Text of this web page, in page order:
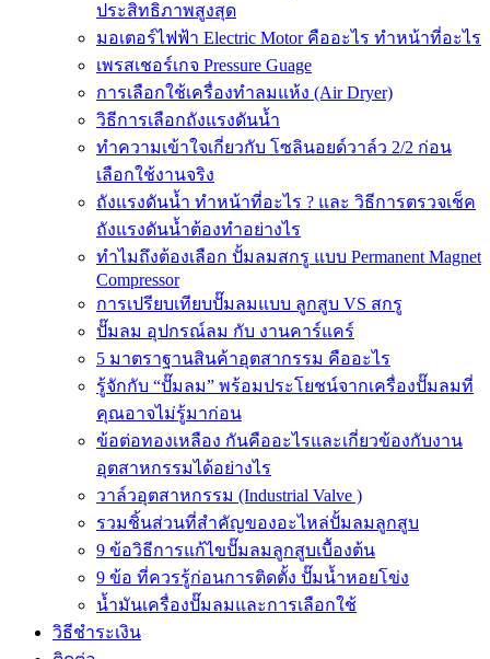
ประสิทธิภาพสูงสุด
มอเตอร์ไฟฟ้า Electric Motor คืออะไร ทำหน้าที่อะไร
เพรสเชอร์เกจ Pressure Guage
การเลือกใช้เครื่องทำลมแห้ง (Air Dryer)
วิธีการเลือกถังแรงดันน้ำ
ทำความเข้าใจเกี่ยวกับ โซลินอยด์วาล์ว 2/2 ก่อน
เลือกใช้งานจริง
ถังแรงดันน้ำ ทำหน้าที่อะไร ? และ วิธีการตรวจเช็ค
ถังแรงดันน้ำต้องทำอย่างไร
ทำไมถึงต้องเลือก ปั้มลมสกรู แบบ Permanent Magnet
Compressor
การเปรียบเทียบปั๊มลมแบบ ลูกสูบ VS สกรู
ปั๊มลม อุปกรณ์ลม กับ งานคาร์แคร์
5 มาตราฐานสินค้าอุตสากรรม คืออะไร
รู้จักกับ “ปั๊มลม” พร้อมประโยชน์จากเครื่องปั๊มลมที่
คุณอาจไม่รู้มาก่อน
ข้อต่อทองเหลือง กันคืออะไรและเกี่ยวข้องกับงาน
อุตสาหกรรมได้อย่างไร
วาล์วอุตสาหกรรม (Industrial Valve )
รวมชิ้นส่วนที่สำคัญของอะไหล่ปั้มลมลูกสูบ
9 ข้อวิธีการแก้ไขปั๊มลมลูกสูบเบื้องต้น
9 ข้อ ที่ควรรู้ก่อนการติดตั้ง ปั๊มน้ำหอยโข่ง
น้ำมันเครื่องปั๊มลมและการเลือกใช้
วิธีชำระเงิน